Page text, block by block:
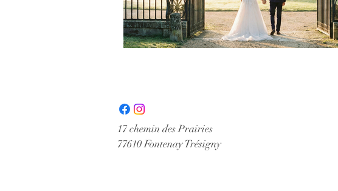
17 chemin des Prairies
77610 Fontenay Trésigny